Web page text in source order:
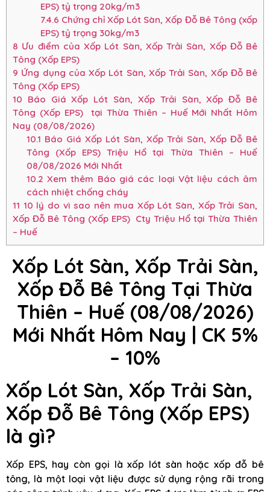
EPS) tỷ trọng 20kg/m3
7.4.6 Chứng chỉ Xốp Lót Sàn, Xốp Đỗ Bê Tông (xốp
EPS) tỷ trọng 30kg/m3
8 Ưu điểm của Xốp Lót Sàn, Xốp Trải Sàn, Xốp Đỗ Bê
Tông (Xốp EPS)
9 Ứng dụng của Xốp Lót Sàn, Xốp Trải Sàn, Xốp Đỗ Bê
Tông (Xốp EPS)
10 Báo Giá Xốp Lót Sàn, Xốp Trải Sàn, Xốp Đỗ Bê
Tông (Xốp EPS) tại Thừa Thiên – Huế Mới Nhất Hôm
Nay (08/08/2026)
10.1 Báo Giá Xốp Lót Sàn, Xốp Trải Sàn, Xốp Đỗ Bê
Tông (Xốp EPS) Triệu Hổ tại Thừa Thiên – Huế
08/08/2026 Mới Nhất
10.2 Xem thêm Báo giá các loại Vật liệu cách âm
cách nhiệt chống cháy
11 10 lý do vì sao nên mua Xốp Lót Sàn, Xốp Trải Sàn,
Xốp Đỗ Bê Tông (Xốp EPS) Cty Triệu Hổ tại Thừa Thiên
– Huế
Xốp Lót Sàn, Xốp Trải Sàn,
Xốp Đỗ Bê Tông Tại Thừa
Thiên – Huế (08/08/2026)
Mới Nhất Hôm Nay | CK 5%
– 10%
Xốp Lót Sàn, Xốp Trải Sàn,
Xốp Đỗ Bê Tông (Xốp EPS)
là gì?
Xốp EPS, hay còn gọi là xốp lót sàn hoặc xốp đỗ bê
tông, là một loại vật liệu được sử dụng rộng rãi trong